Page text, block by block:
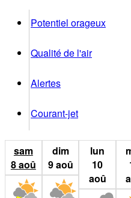
Potentiel orageux
Qualité de l'air
Alertes
Courant-jet
sam
8aoû
dim
9aoû
lun
10
aoû